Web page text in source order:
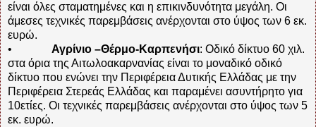
είναι όλες σταματημένες και η επικινδυνότητα μεγάλη. Οι
άμεσες τεχνικές παρεμβάσεις ανέρχονται στο ύψος των 6 εκ.
ευρώ.
•
Αγρίνιο –Θέρμο-Καρπενήσι: Οδικό δίκτυο 60 χιλ.
στα όρια της Αιτωλοακαρνανίας είναι το μοναδικό οδικό
δίκτυο που ενώνει την Περιφέρεια Δυτικής Ελλάδας με την
Περιφέρεια Στερεάς Ελλάδας και παραμένει ασυντήρητο για
10ετίες. Οι τεχνικές παρεμβάσεις ανέρχονται στο ύψος των 5
εκ. ευρώ.